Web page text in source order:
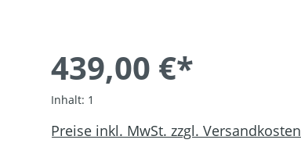
439,00 €*
Inhalt: 1
Preise inkl. MwSt. zzgl. Versandkosten